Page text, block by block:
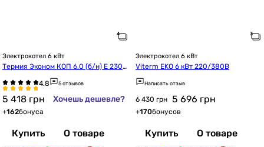
Электрокотел 6 кВт
Термия Эконом КОП 6,0 (б/н) Е 230
5 отзывов
5 418 грн Хочешь дешевле?
+162бонуса
Купить О товаре
Электрокотел 6 кВт
Viterm EKO 6 кВт 220/380В
Написать отзыв
6 430 грн 5 696 грн
+170бонусов
Купить О товаре